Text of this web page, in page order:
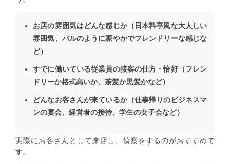
お店の雰囲気はどんな感じか（日本料亭風な大人しい
雰囲気、バルのように賑やかでフレンドリーな感じな
ど）
すでに働いている従業員の接客の仕方・恰好（フレン
ドリーか格式高いか、茶髪か黒髪かなど）
どんなお客さんが来ているか（仕事帰りのビジネスマ
ンの宴会、経営者の接待、学生の女子会など）
実際にお客さんとして来店し、偵察をするのがおすすめで
す。